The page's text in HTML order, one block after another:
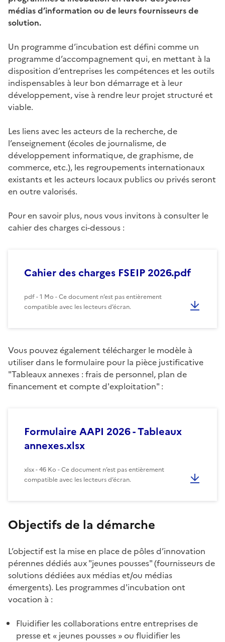
médias d’information ou de leurs fournisseurs de
solution.
Un programme d’incubation est défini comme un
programme d’accompagnement qui, en mettant à la
disposition d’entreprises les compétences et les outils
indispensables à leur bon démarrage et à leur
développement, vise à rendre leur projet structuré et
viable.
Les liens avec les acteurs de la recherche, de
l’enseignement (écoles de journalisme, de
développement informatique, de graphisme, de
commerce, etc.), les regroupements internationaux
existants et les acteurs locaux publics ou privés seront
en outre valorisés.
Pour en savoir plus, nous vous invitons à consulter le
cahier des charges ci-dessous :
Cahier des charges FSEIP 2026.pdf
pdf - 1 Mo - Ce document n’est pas entièrement
compatible avec les lecteurs d’écran.
Vous pouvez également télécharger le modèle à
utiliser dans le formulaire pour la pièce justificative
"Tableaux annexes : frais de personnel, plan de
financement et compte d'exploitation" :
Formulaire AAPI 2026 - Tableaux
annexes.xlsx
xlsx - 46 Ko - Ce document n’est pas entièrement
compatible avec les lecteurs d’écran.
Objectifs de la démarche
L’objectif est la mise en place de pôles d’innovation
pérennes dédiés aux "jeunes pousses" (fournisseurs de
solutions dédiées aux médias et/ou médias
émergents). Les programmes d'incubation ont
vocation à :
Fluidifier les collaborations entre entreprises de
presse et « jeunes pousses » ou fluidifier les